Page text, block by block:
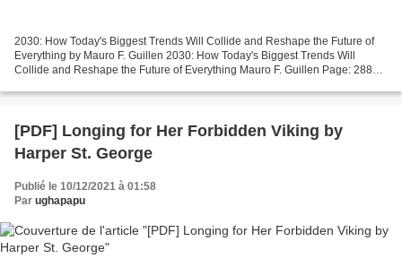
2030: How Today's Biggest Trends Will Collide and Reshape the Future of
Everything by Mauro F. Guillen 2030: How Today's Biggest Trends Will
Collide and Reshape the Future of Everything Mauro F. Guillen Page: 288
[PDF] Longing for Her Forbidden Viking by
Harper St. George
Publié le 10/12/2021 à 01:58
Par ughapapu